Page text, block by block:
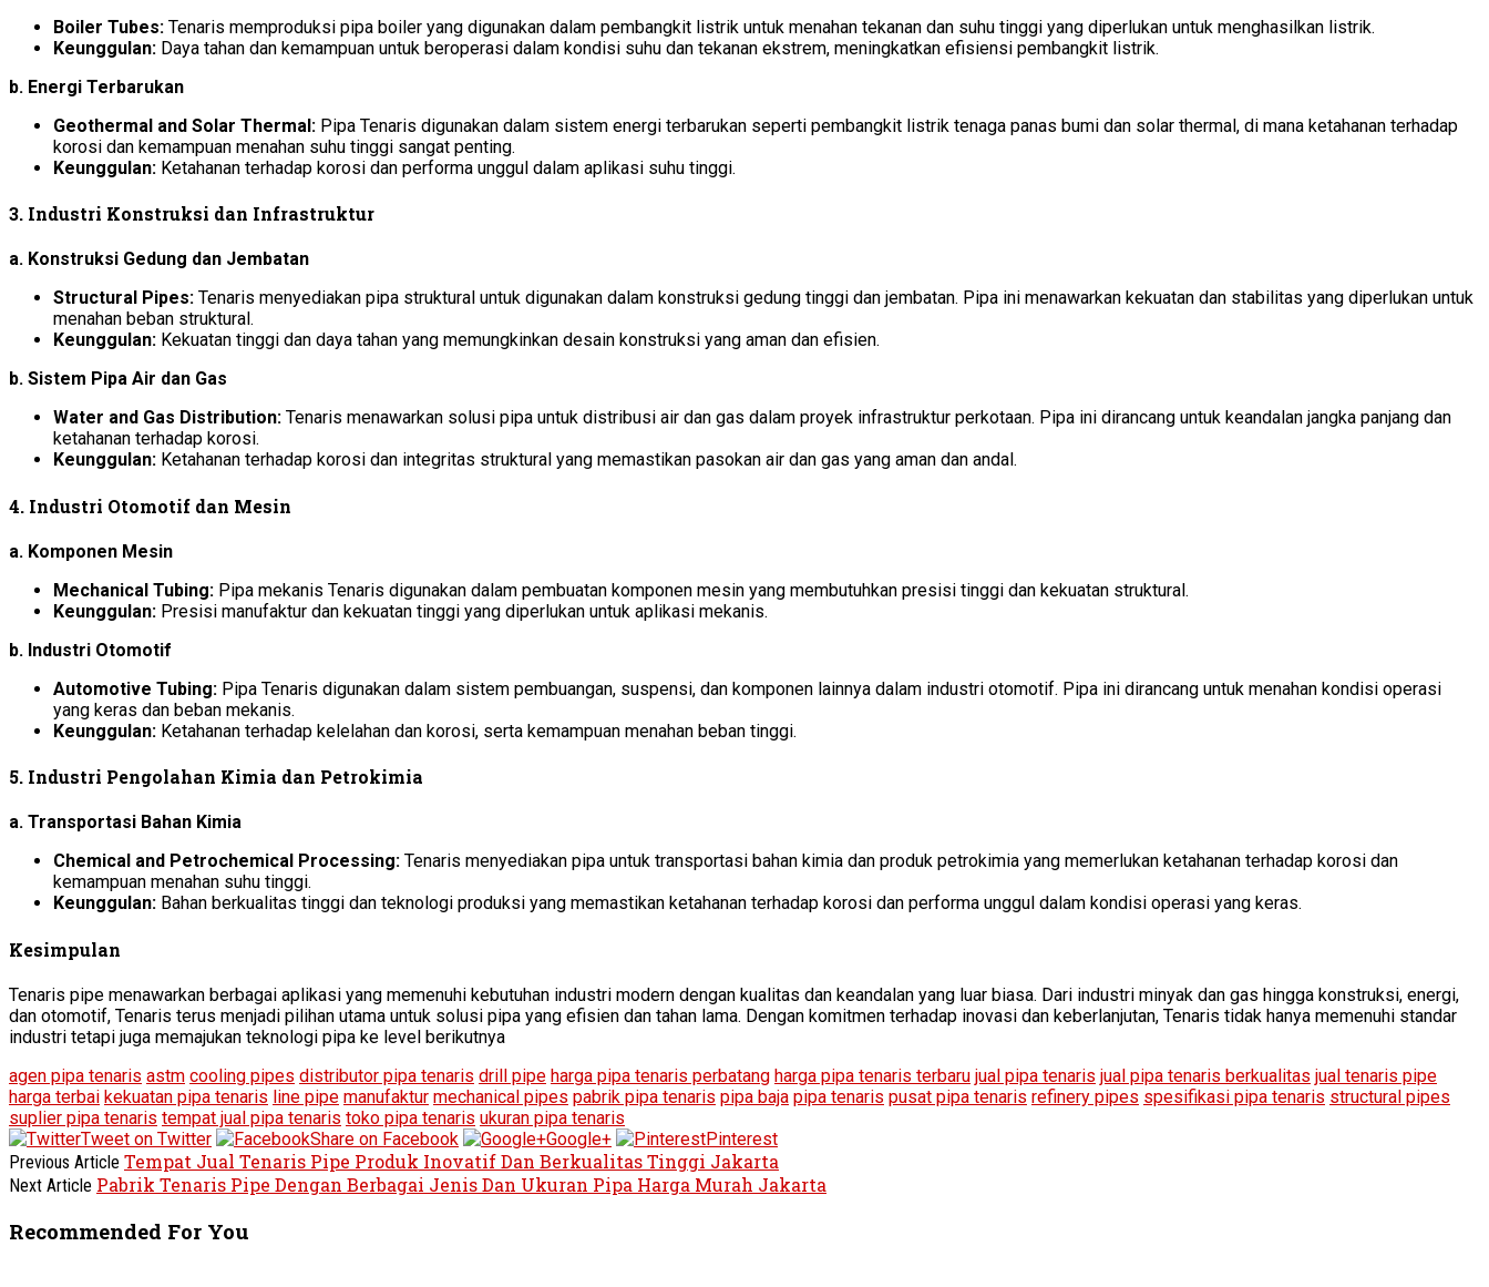
Boiler Tubes: Tenaris memproduksi pipa boiler yang digunakan dalam pembangkit listrik untuk menahan tekanan dan suhu tinggi yang diperlukan untuk menghasilkan listrik.
Keunggulan: Daya tahan dan kemampuan untuk beroperasi dalam kondisi suhu dan tekanan ekstrem, meningkatkan efisiensi pembangkit listrik.
b. Energi Terbarukan
Geothermal and Solar Thermal: Pipa Tenaris digunakan dalam sistem energi terbarukan seperti pembangkit listrik tenaga panas bumi dan solar thermal, di mana ketahanan terhadap
korosi dan kemampuan menahan suhu tinggi sangat penting.
Keunggulan: Ketahanan terhadap korosi dan performa unggul dalam aplikasi suhu tinggi.
3. Industri Konstruksi dan Infrastruktur
a. Konstruksi Gedung dan Jembatan
Structural Pipes: Tenaris menyediakan pipa struktural untuk digunakan dalam konstruksi gedung tinggi dan jembatan. Pipa ini menawarkan kekuatan dan stabilitas yang diperlukan untuk
menahan beban struktural.
Keunggulan: Kekuatan tinggi dan daya tahan yang memungkinkan desain konstruksi yang aman dan efisien.
b. Sistem Pipa Air dan Gas
Water and Gas Distribution: Tenaris menawarkan solusi pipa untuk distribusi air dan gas dalam proyek infrastruktur perkotaan. Pipa ini dirancang untuk keandalan jangka panjang dan
ketahanan terhadap korosi.
Keunggulan: Ketahanan terhadap korosi dan integritas struktural yang memastikan pasokan air dan gas yang aman dan andal.
4. Industri Otomotif dan Mesin
a. Komponen Mesin
Mechanical Tubing: Pipa mekanis Tenaris digunakan dalam pembuatan komponen mesin yang membutuhkan presisi tinggi dan kekuatan struktural.
Keunggulan: Presisi manufaktur dan kekuatan tinggi yang diperlukan untuk aplikasi mekanis.
b. Industri Otomotif
Automotive Tubing: Pipa Tenaris digunakan dalam sistem pembuangan, suspensi, dan komponen lainnya dalam industri otomotif. Pipa ini dirancang untuk menahan kondisi operasi
yang keras dan beban mekanis.
Keunggulan: Ketahanan terhadap kelelahan dan korosi, serta kemampuan menahan beban tinggi.
5. Industri Pengolahan Kimia dan Petrokimia
a. Transportasi Bahan Kimia
Chemical and Petrochemical Processing: Tenaris menyediakan pipa untuk transportasi bahan kimia dan produk petrokimia yang memerlukan ketahanan terhadap korosi dan
kemampuan menahan suhu tinggi.
Keunggulan: Bahan berkualitas tinggi dan teknologi produksi yang memastikan ketahanan terhadap korosi dan performa unggul dalam kondisi operasi yang keras.
Kesimpulan
Tenaris pipe menawarkan berbagai aplikasi yang memenuhi kebutuhan industri modern dengan kualitas dan keandalan yang luar biasa. Dari industri minyak dan gas hingga konstruksi, energi,
dan otomotif, Tenaris terus menjadi pilihan utama untuk solusi pipa yang efisien dan tahan lama. Dengan komitmen terhadap inovasi dan keberlanjutan, Tenaris tidak hanya memenuhi standar
industri tetapi juga memajukan teknologi pipa ke level berikutnya
agen pipa tenaris astm cooling pipes distributor pipa tenaris drill pipe harga pipa tenaris perbatang harga pipa tenaris terbaru jual pipa tenaris jual pipa tenaris berkualitas jual tenaris pipe
harga terbai kekuatan pipa tenaris line pipe manufaktur mechanical pipes pabrik pipa tenaris pipa baja pipa tenaris pusat pipa tenaris refinery pipes spesifikasi pipa tenaris structural pipes
suplier pipa tenaris tempat jual pipa tenaris toko pipa tenaris ukuran pipa tenaris
Tweet on Twitter
Share on Facebook Google+
Pinterest
Previous Article Tempat Jual Tenaris Pipe Produk Inovatif Dan Berkualitas Tinggi Jakarta
Next Article Pabrik Tenaris Pipe Dengan Berbagai Jenis Dan Ukuran Pipa Harga Murah Jakarta
Recommended For You